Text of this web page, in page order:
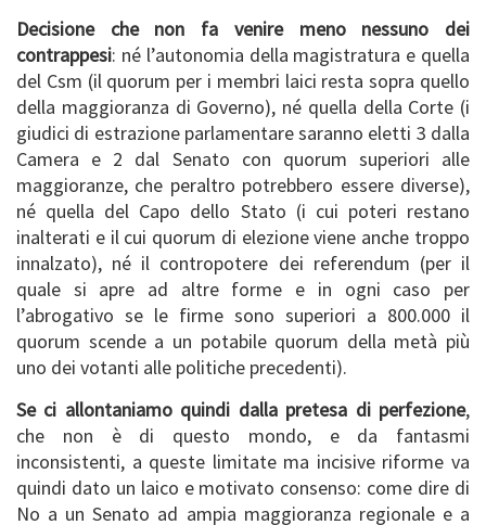
Decisione che non fa venire meno nessuno dei
contrappesi: né l’autonomia della magistratura e quella
del Csm (il quorum per i membri laici resta sopra quello
della maggioranza di Governo), né quella della Corte (i
giudici di estrazione parlamentare saranno eletti 3 dalla
Camera e 2 dal Senato con quorum superiori alle
maggioranze, che peraltro potrebbero essere diverse),
né quella del Capo dello Stato (i cui poteri restano
inalterati e il cui quorum di elezione viene anche troppo
innalzato), né il contropotere dei referendum (per il
quale si apre ad altre forme e in ogni caso per
l’abrogativo se le firme sono superiori a 800.000 il
quorum scende a un potabile quorum della metà più
uno dei votanti alle politiche precedenti).
Se ci allontaniamo quindi dalla pretesa di perfezione,
che non è di questo mondo, e da fantasmi
inconsistenti, a queste limitate ma incisive riforme va
quindi dato un laico e motivato consenso: come dire di
No a un Senato ad ampia maggioranza regionale e a